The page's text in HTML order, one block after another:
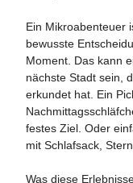
Ein Mikroabenteuer
bewusste
Moment. Das kann
nächste Stadt sein,
erkundet hat. Ein
festes Ziel. Oder
mit Schlafsack,
Was diese